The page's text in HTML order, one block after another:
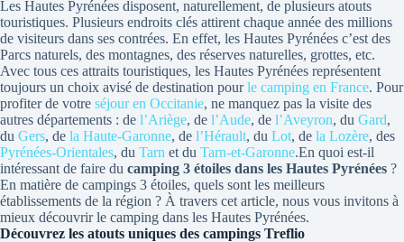
Les Hautes Pyrénées disposent, naturellement, de plusieurs atouts
touristiques. Plusieurs endroits clés attirent chaque année des millions
de visiteurs dans ses contrées. En effet, les Hautes Pyrénées c’est des
Parcs naturels, des montagnes, des réserves naturelles, grottes, etc.
Avec tous ces attraits touristiques, les Hautes Pyrénées représentent
toujours un choix avisé de destination pourle camping en France. Pour
profiter de votre séjour en Occitanie, ne manquez pas la visite des
autres départements : de l’Ariège, de l’Aude, de l’Aveyron, du Gard,
du Gers, de la Haute-Garonne, de l’Hérault, du Lot, de la Lozère, des
Pyrénées-Orientales, du Tarn et du Tarn-et-Garonne.En quoi est-il
intéressant de faire du camping 3 étoiles dans les Hautes Pyrénées ?
En matière de campings 3 étoiles, quels sont les meilleurs
établissements de la région ? À travers cet article, nous vous invitons à
mieux découvrir le camping dans les Hautes Pyrénées.
Découvrez les atouts uniques des campings Treflio